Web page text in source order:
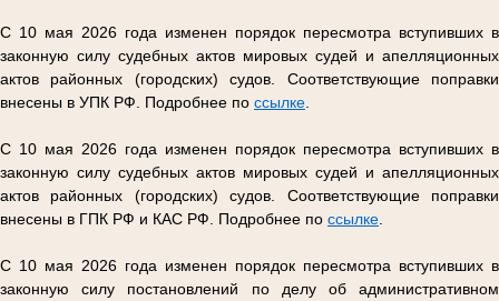
С 10 мая 2026 года изменен порядок пересмотра вступивших в
законную силу судебных актов мировых судей и апелляционных
актов районных (городских) судов. Соответствующие поправки
внесены в УПК РФ. Подробнее по ссылке
С 10 мая 2026 года изменен порядок пересмотра вступивших в
законную силу судебных актов мировых судей и апелляционных
актов районных (городских) судов. Соответствующие поправки
внесены в ГПК РФ и КАС РФ. Подробнее по ссылке
С 10 мая 2026 года изменен порядок пересмотра вступивших в
законную силу постановлений по делу об административном